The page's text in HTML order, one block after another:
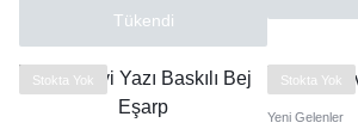
Tükendi
Stokta Yok Stokta Yok
Yeni Gelenler